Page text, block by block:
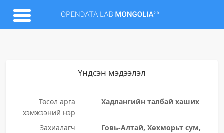
Үндсэн мэдээлэл
Төсөл арга
хэмжээний нэр
Хадлангийн талбай хаших
Захиалагч
Говь-Алтай, Хөхморьт сум,